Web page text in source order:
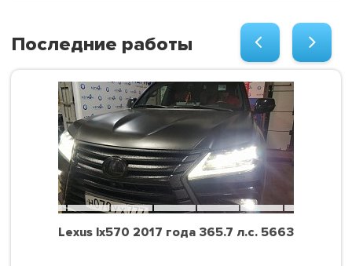
Последние работы
Lexus lx570 2017 года 365.7 л.с. 5663